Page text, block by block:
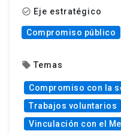
check_circle_outline Eje estratégico
Compromiso público
local_offer Temas
Compromiso con la
Trabajos voluntarios
Vinculación con el